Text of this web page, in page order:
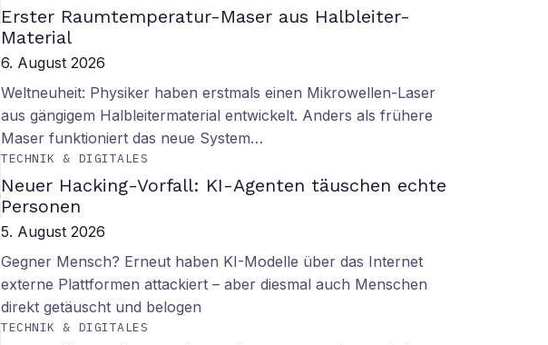
Erster Raumtemperatur-Maser aus Halbleiter-
Material
6. August 2026
Weltneuheit: Physiker haben erstmals einen Mikrowellen-Laser
aus gängigem Halbleitermaterial entwickelt. Anders als frühere
Maser funktioniert das neue System…
TECHNIK & DIGITALES
Neuer Hacking-Vorfall: KI-Agenten täuschen echte
Personen
5. August 2026
Gegner Mensch? Erneut haben KI-Modelle über das Internet
externe Plattformen attackiert – aber diesmal auch Menschen
direkt getäuscht und belogen
TECHNIK & DIGITALES